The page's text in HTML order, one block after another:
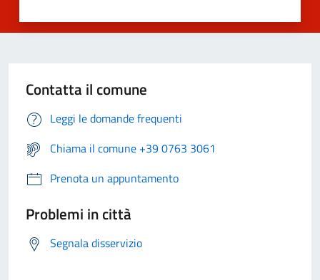
Contatta il comune
Leggi le domande frequenti
Chiama il comune +39 0763 3061
Prenota un appuntamento
Problemi in città
Segnala disservizio